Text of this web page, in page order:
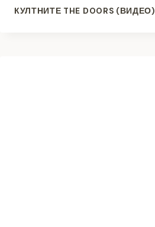
КУЛТНИТЕ THE DOORS (ВИДЕО)